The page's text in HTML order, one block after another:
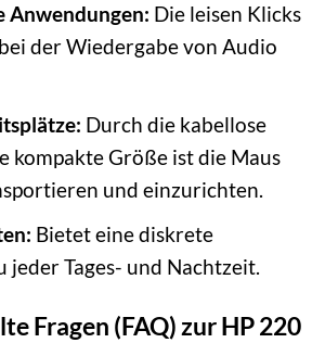
Anwendungen: Die leisen Klicks
der Wiedergabe von Audio
Durch die kabellose
kompakte Größe ist die Maus
und einzurichten.
Bietet eine diskrete
jeder Tages- und Nachtzeit.
Fragen (FAQ) zur HP 220